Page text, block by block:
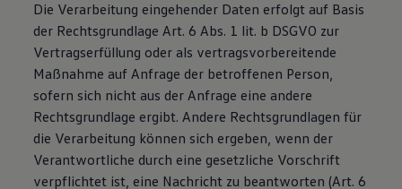
Die Verarbeitung eingehender Daten erfolgt auf Basis
der Rechtsgrundlage Art. 6 Abs. 1 lit. b DSGVO zur
Vertragserfüllung oder als vertragsvorbereitende
Maßnahme auf Anfrage der betroffenen Person,
sofern sich nicht aus der Anfrage eine andere
Rechtsgrundlage ergibt. Andere Rechtsgrundlagen für
die Verarbeitung können sich ergeben, wenn der
Verantwortliche durch eine gesetzliche Vorschrift
verpflichtet ist, eine Nachricht zu beantworten (Art. 6